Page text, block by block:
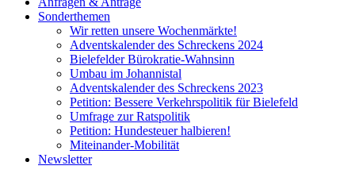
Sonderthemen
Wir retten unsere Wochenmärkte!
Adventskalender des Schreckens 2024
Bielefelder Bürokratie-Wahnsinn
Umbau im Johannistal
Adventskalender des Schreckens 2023
Petition: Bessere Verkehrspolitik für Bielefeld​​
Umfrage zur Ratspolitik
Petition: Hundesteuer halbieren!
Miteinander-Mobilität
Newsletter